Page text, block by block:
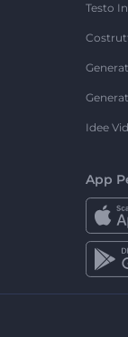
Testo
Idee
App